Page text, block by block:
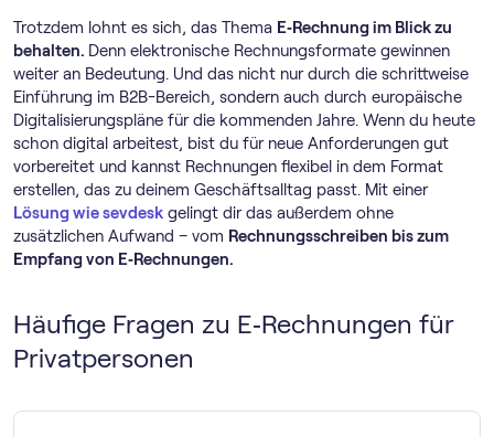
Trotzdem lohnt es sich, das Thema E‑Rechnung im Blick zu
behalten. Denn elektronische Rechnungsformate gewinnen
weiter an Bedeutung. Und das nicht nur durch die schrittweise
Einführung im B2B-Bereich, sondern auch durch europäische
Digitalisierungspläne für die kommenden Jahre. Wenn du heute
schon digital arbeitest, bist du für neue Anforderungen gut
vorbereitet und kannst Rechnungen flexibel in dem Format
erstellen, das zu deinem Geschäftsalltag passt. Mit einer
Lösung wie sevdesk gelingt dir das außerdem ohne
zusätzlichen Aufwand – vom Rechnungsschreiben bis zum
Empfang von E‑Rechnungen.
Häufige Fragen zu E‑Rechnungen für
Privatpersonen